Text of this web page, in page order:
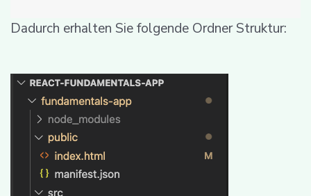
Dadurch erhalten Sie folgende Ordner Struktur: